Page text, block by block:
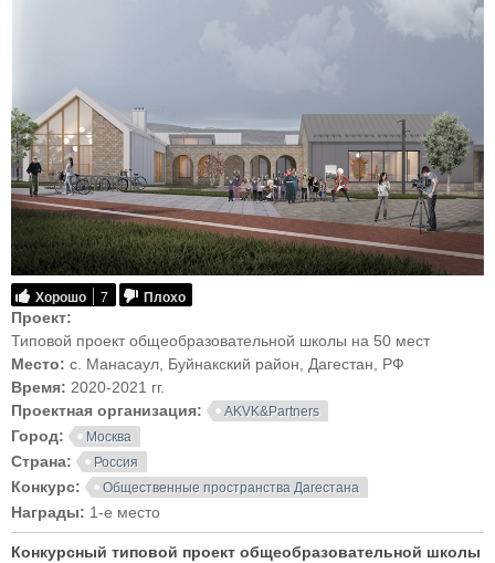
Хорошо 7 Плохо
Проект:
Типовой проект общеобразовательной школы на 50 мест
Место: с. Манасаул, Буйнакский район, Дагестан, РФ
Время: 2020-2021 гг.
Проектная организация:
AKVK&Partners
Город: Москва
Страна: Россия
Конкурс: Общественные пространства Дагестана
Награды: 1-е место
Конкурсный типовой проект общеобразовательной школы